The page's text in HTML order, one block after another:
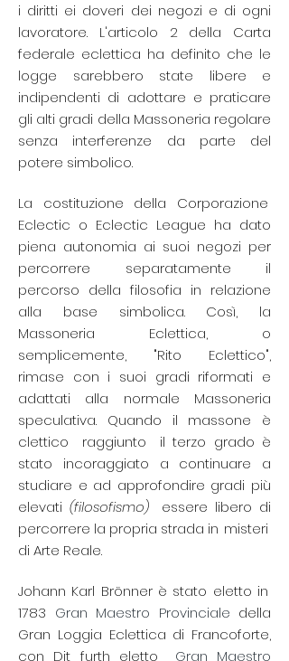
i diritti ei doveri dei negozi e di ogni
lavoratore.
L'articolo 2 della Carta
federale eclettica ha definito che le
logge sarebbero state libere e
indipendenti di adottare e praticare
gli alti gradi della Massoneria regolare
senza interferenze da parte del
potere simbolico.
La costituzione della
Corporazione
Eclectic o Eclectic League ha dato
piena autonomia ai suoi negozi per
percorrere
separatamente il
percorso della filosofia in relazione
alla base simbolica. Così, la
Massoneria Eclettica, o
semplicemente, "Rito Eclettico",
rimase con i suoi gradi riformati e
adattati alla normale Massoneria
speculativa. Quando il massone è
clettico
raggiunto il terzo grado è
stato incoraggiato a continuare a
studiare e ad approfondire gradi più
elevati (filosofismo)
essere libero di
percorrere la propria strada in misteri
di Arte Reale.
Johann Karl Brönner è stato eletto in
1783 Gran Maestro Provinciale della
Gran Loggia Eclettica di Francoforte,
con Dit furth eletto
Gran Maestro